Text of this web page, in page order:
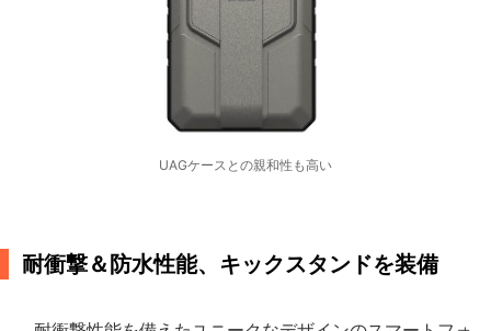
UAGケースとの親和性も高い
耐衝撃＆防水性能、キックスタンドを装備